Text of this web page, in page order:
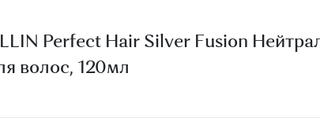
Perfect Hair Silver Fusion
волос, 120мл